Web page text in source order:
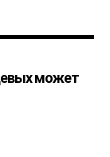
может